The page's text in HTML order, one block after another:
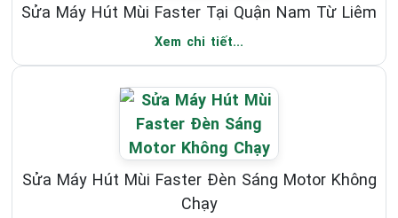
Sửa Máy Hút Mùi Faster Tại Quận Nam Từ Liêm
Xem chi tiết...
Sửa Máy Hút Mùi Faster Đèn Sáng Motor Không
Chạy